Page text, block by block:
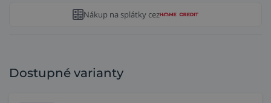
Nákup na splátky cez
Dostupné varianty